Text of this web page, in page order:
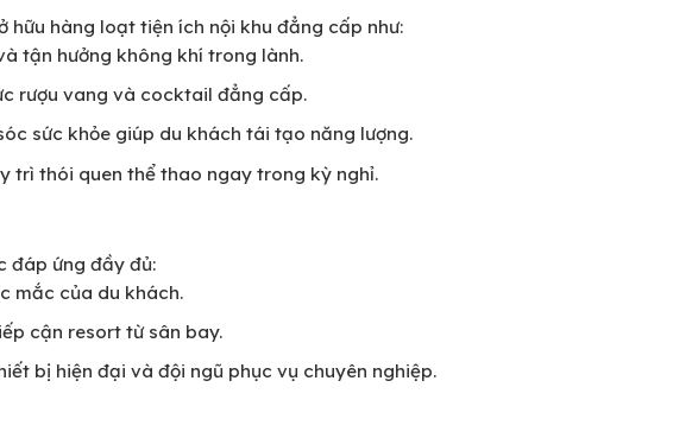
hàng loạt tiện ích nội khu đẳng cấp như:
tận hưởng không khí trong lành.
rượu vang và cocktail đẳng cấp.
sức khỏe giúp du khách tái tạo năng lượng.
trì thói quen thể thao ngay trong kỳ nghỉ.
đáp ứng đầy đủ:
mắc của du khách.
cận resort từ sân bay.
bị hiện đại và đội ngũ phục vụ chuyên nghiệp.